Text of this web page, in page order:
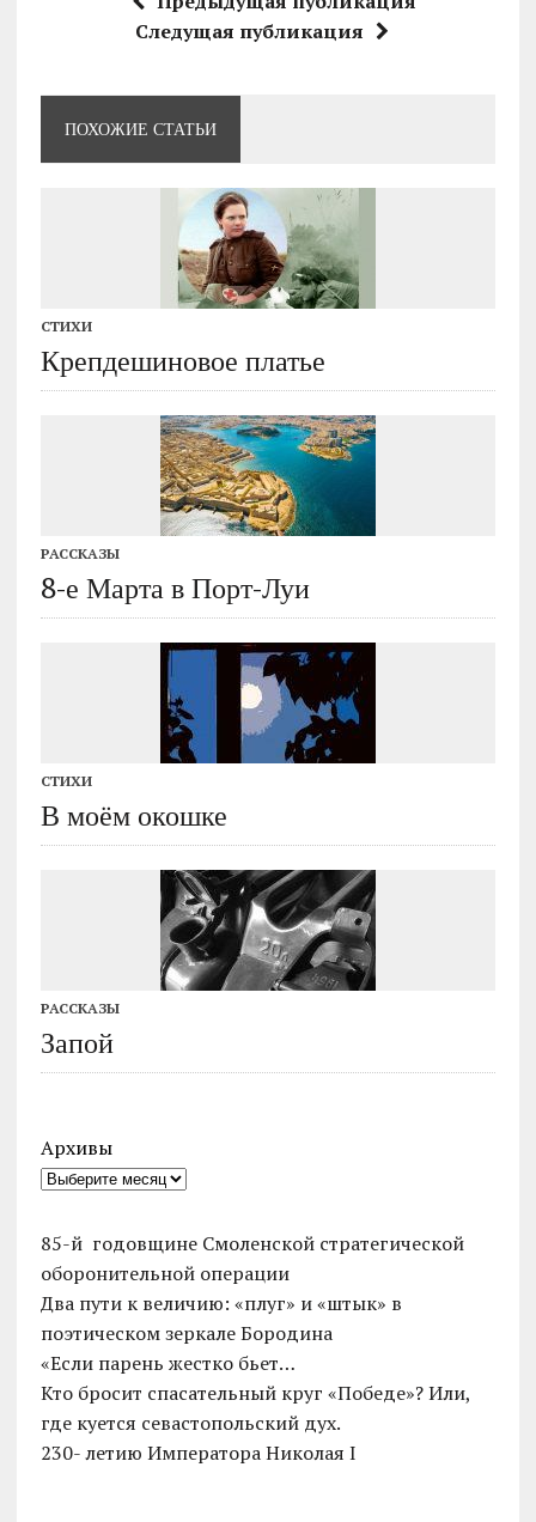
Следущая публикация
ПОХОЖИЕ СТАТЬИ
СТИХИ
Крепдешиновое платье
РАССКАЗЫ
8-е Марта в Порт-Луи
СТИХИ
В моём окошке
РАССКАЗЫ
Запой
Архивы
85-й годовщине Смоленской стратегической
оборонительной операции
Два пути к величию: «плуг» и «штык» в
поэтическом зеркале Бородина
«Если парень жестко бьет…
Кто бросит спасательный круг «Победе»? Или,
где куется севастопольский дух.
230- летию Императора Николая I